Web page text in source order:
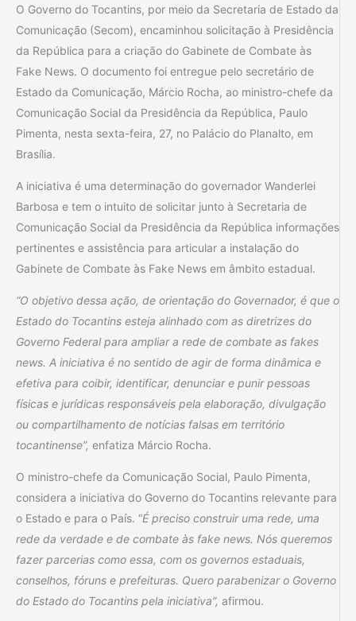
O Governo do Tocantins, por meio da Secretaria de Estado da
Comunicação (Secom), encaminhou solicitação à Presidência
da República para a criação do Gabinete de Combate às
Fake News. O documento foi entregue pelo secretário de
Estado da Comunicação, Márcio Rocha, ao ministro-chefe da
Comunicação Social da Presidência da República, Paulo
Pimenta, nesta sexta-feira, 27, no Palácio do Planalto, em
Brasília.
A iniciativa é uma determinação do governador Wanderlei
Barbosa e tem o intuito de solicitar junto à Secretaria de
Comunicação Social da Presidência da República informações
pertinentes e assistência para articular a instalação do
Gabinete de Combate às Fake News em âmbito estadual.
“O objetivo dessa ação, de orientação do Governador, é que o
Estado do Tocantins esteja alinhado com as diretrizes do
Governo Federal para ampliar a rede de combate as fakes
news. A iniciativa é no sentido de agir de forma dinâmica e
efetiva para coibir, identificar, denunciar e punir pessoas
físicas e jurídicas responsáveis pela elaboração, divulgação
ou compartilhamento de notícias falsas em território
tocantinense”, enfatiza Márcio Rocha.
O ministro-chefe da Comunicação Social, Paulo Pimenta,
considera a iniciativa do Governo do Tocantins relevante para
o Estado e para o País. “É preciso construir uma rede, uma
rede da verdade e de combate às fake news. Nós queremos
fazer parcerias como essa, com os governos estaduais,
conselhos, fóruns e prefeituras. Quero parabenizar o Governo
do Estado do Tocantins pela iniciativa”, afirmou.